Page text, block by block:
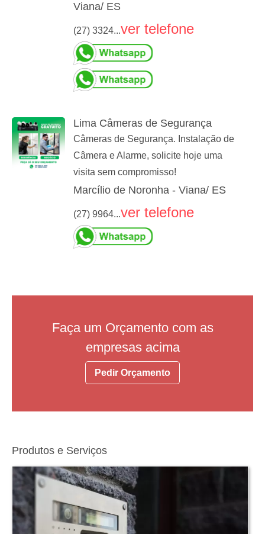
Viana/ ES
(27) 3324...ver telefone
Lima Câmeras de Segurança
Câmeras de Segurança. Instalação de
Câmera e Alarme, solicite hoje uma
visita sem compromisso!
Marcílio de Noronha - Viana/ ES
(27) 9964...ver telefone
Faça um Orçamento com as
empresas acima
Pedir Orçamento
Produtos e Serviços